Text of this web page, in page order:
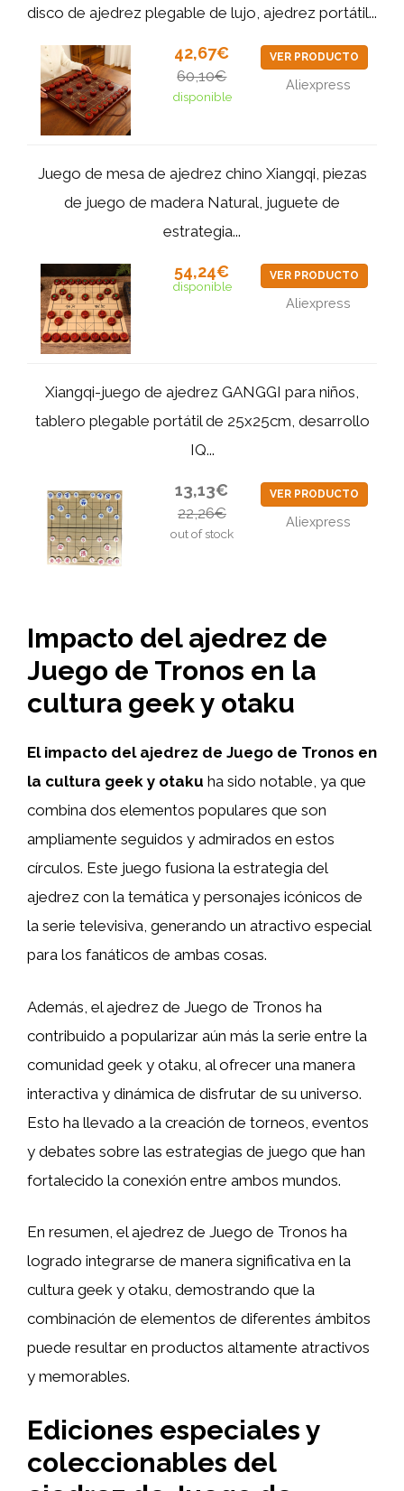
disco de ajedrez plegable de lujo, ajedrez portátil...
42,67€
60,10€
disponible
VER PRODUCTO
Aliexpress
Juego de mesa de ajedrez chino Xiangqi, piezas
de juego de madera Natural, juguete de
estrategia...
54,24€
disponible
VER PRODUCTO
Aliexpress
Xiangqi-juego de ajedrez GANGGI para niños,
tablero plegable portátil de 25x25cm, desarrollo
IQ...
13,13€
22,26€
out of stock
VER PRODUCTO
Aliexpress
Impacto del ajedrez de
Juego de Tronos en la
cultura geek y otaku
El impacto del ajedrez de Juego de Tronos en
la cultura geek y otaku ha sido notable, ya que
combina dos elementos populares que son
ampliamente seguidos y admirados en estos
círculos. Este juego fusiona la estrategia del
ajedrez con la temática y personajes icónicos de
la serie televisiva, generando un atractivo especial
para los fanáticos de ambas cosas.
Además, el ajedrez de Juego de Tronos ha
contribuido a popularizar aún más la serie entre la
comunidad geek y otaku, al ofrecer una manera
interactiva y dinámica de disfrutar de su universo.
Esto ha llevado a la creación de torneos, eventos
y debates sobre las estrategias de juego que han
fortalecido la conexión entre ambos mundos.
En resumen, el ajedrez de Juego de Tronos ha
logrado integrarse de manera significativa en la
cultura geek y otaku, demostrando que la
combinación de elementos de diferentes ámbitos
puede resultar en productos altamente atractivos
y memorables.
Ediciones especiales y
coleccionables del